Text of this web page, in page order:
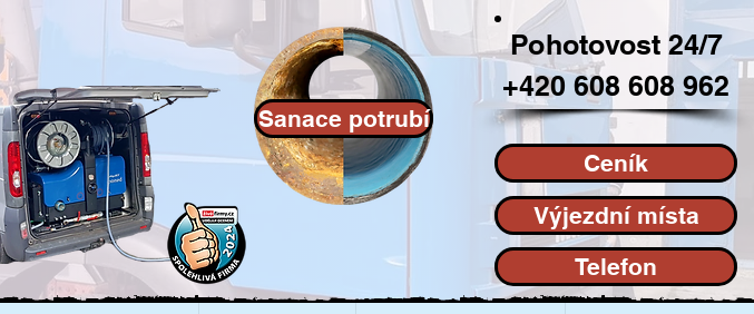
Sanace potrubí
Pohotovost 24/7
+420 608 608 962
Ceník
Výjezdní místa
Telefon